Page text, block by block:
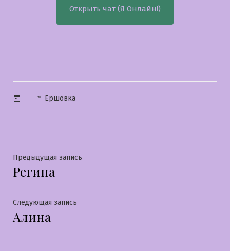
Открыть чат (Я Онлайн!)
Опубликовано
Ершовка
Навигация
по
записям
Предыдущая запись
Регина
Следующая запись
Алина